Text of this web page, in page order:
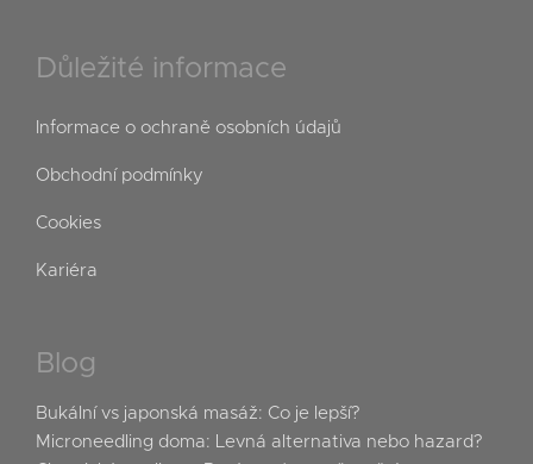
Důležité informace
Informace o ochraně osobních údajů
Obchodní podmínky
Cookies
Kariéra
Blog
Bukální vs japonská masáž: Co je lepší?
Microneedling doma: Levná alternativa nebo hazard?